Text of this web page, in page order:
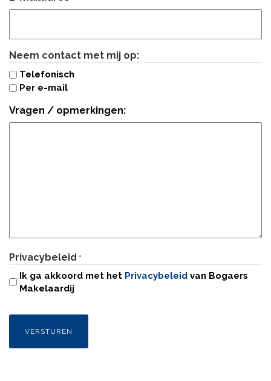
Neem contact met mij op:
Telefonisch
Per e-mail
Vragen / opmerkingen:
Privacybeleid *
Ik ga akkoord met het Privacybeleid van Bogaers
Makelaardij